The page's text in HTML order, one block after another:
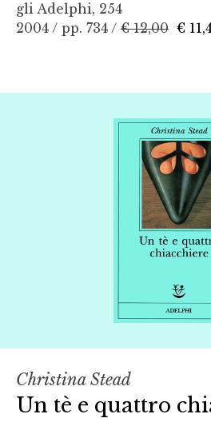
gli Adelphi, 254
2004 / pp. 734 / € 12,00 €
Christina Stead
Un tè e quattro